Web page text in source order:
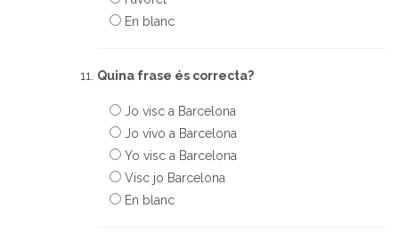
En blanc
Quina frase és correcta?
Jo visc a Barcelona
Jo vivo a Barcelona
Yo visc a Barcelona
Visc jo Barcelona
En blanc